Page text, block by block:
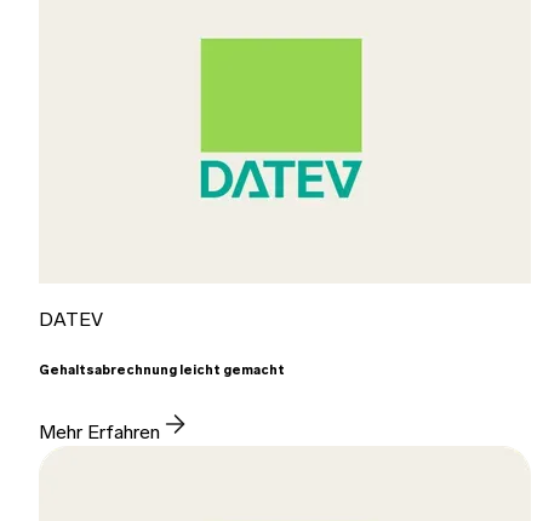
DATEV
Gehaltsabrechnung leicht gemacht
Mehr Erfahren